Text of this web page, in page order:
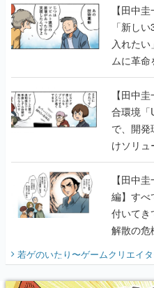
【田中
「新し
入れた
ムに革
のいたり
【田中
合環境「
で、開発
けソリ
に行って
【田中
編】すべ
付いてき
解散の危
『少年ジ
り】
若ゲのいたり〜ゲームクリエイ